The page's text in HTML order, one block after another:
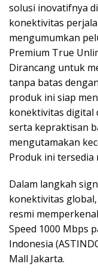
solusi inovatifnya
konektivitas
mengumumkan
Premium True
Dirancang untuk
tanpa batas
produk ini siap
konektivitas digital
serta kepraktisan
mengutamakan
Produk ini tersedia
Dalam langkah
konektivitas global,
resmi
Speed 1000 Mbps
Indonesia
Mall Jakarta.